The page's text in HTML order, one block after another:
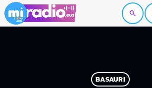
search
BASAURI